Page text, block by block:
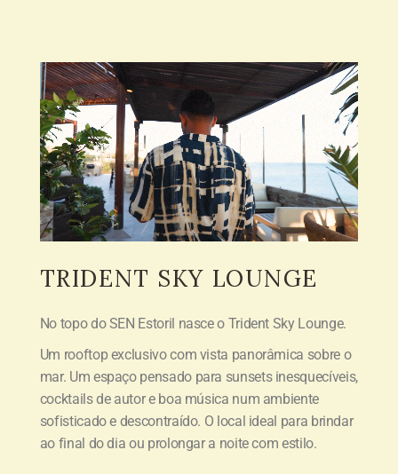
TRIDENT SKY LOUNGE
No topo do SEN Estoril nasce o Trident Sky Lounge.
Um rooftop exclusivo com vista panorâmica sobre o
mar. Um espaço pensado para sunsets inesquecíveis,
cocktails de autor e boa música num ambiente
sofisticado e descontraído. O local ideal para brindar
ao final do dia ou prolongar a noite com estilo.